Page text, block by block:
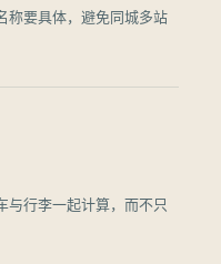
称要具体，避免同城多站
与行李一起计算，而不只